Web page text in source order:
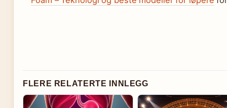
FLERE RELATERTE INNLEGG